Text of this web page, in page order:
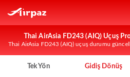
Thai AirAsia FD243 (AIQ) Uçuş
Thai AirAsia FD243 (AIQ) uçuş durumu
Tek Yön Gidiş Dönüş